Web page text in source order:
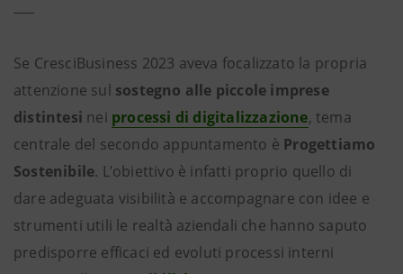
Se CresciBusiness 2023 aveva focalizzato la propria
attenzione sul sostegno alle piccole imprese
distintesi nei processi di digitalizzazione, tema
centrale del secondo appuntamento è Progettiamo
Sostenibile. L’obiettivo è infatti proprio quello di
dare adeguata visibilità e accompagnare con idee e
strumenti utili le realtà aziendali che hanno saputo
predisporre efficaci ed evoluti processi interni